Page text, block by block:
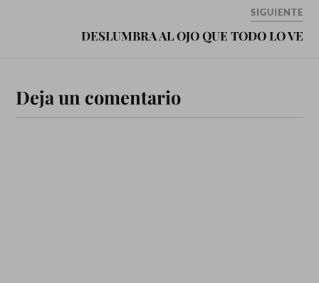
SIGUIENTE
DESLUMBRA AL OJO QUE TODO LO VE
Deja un comentario